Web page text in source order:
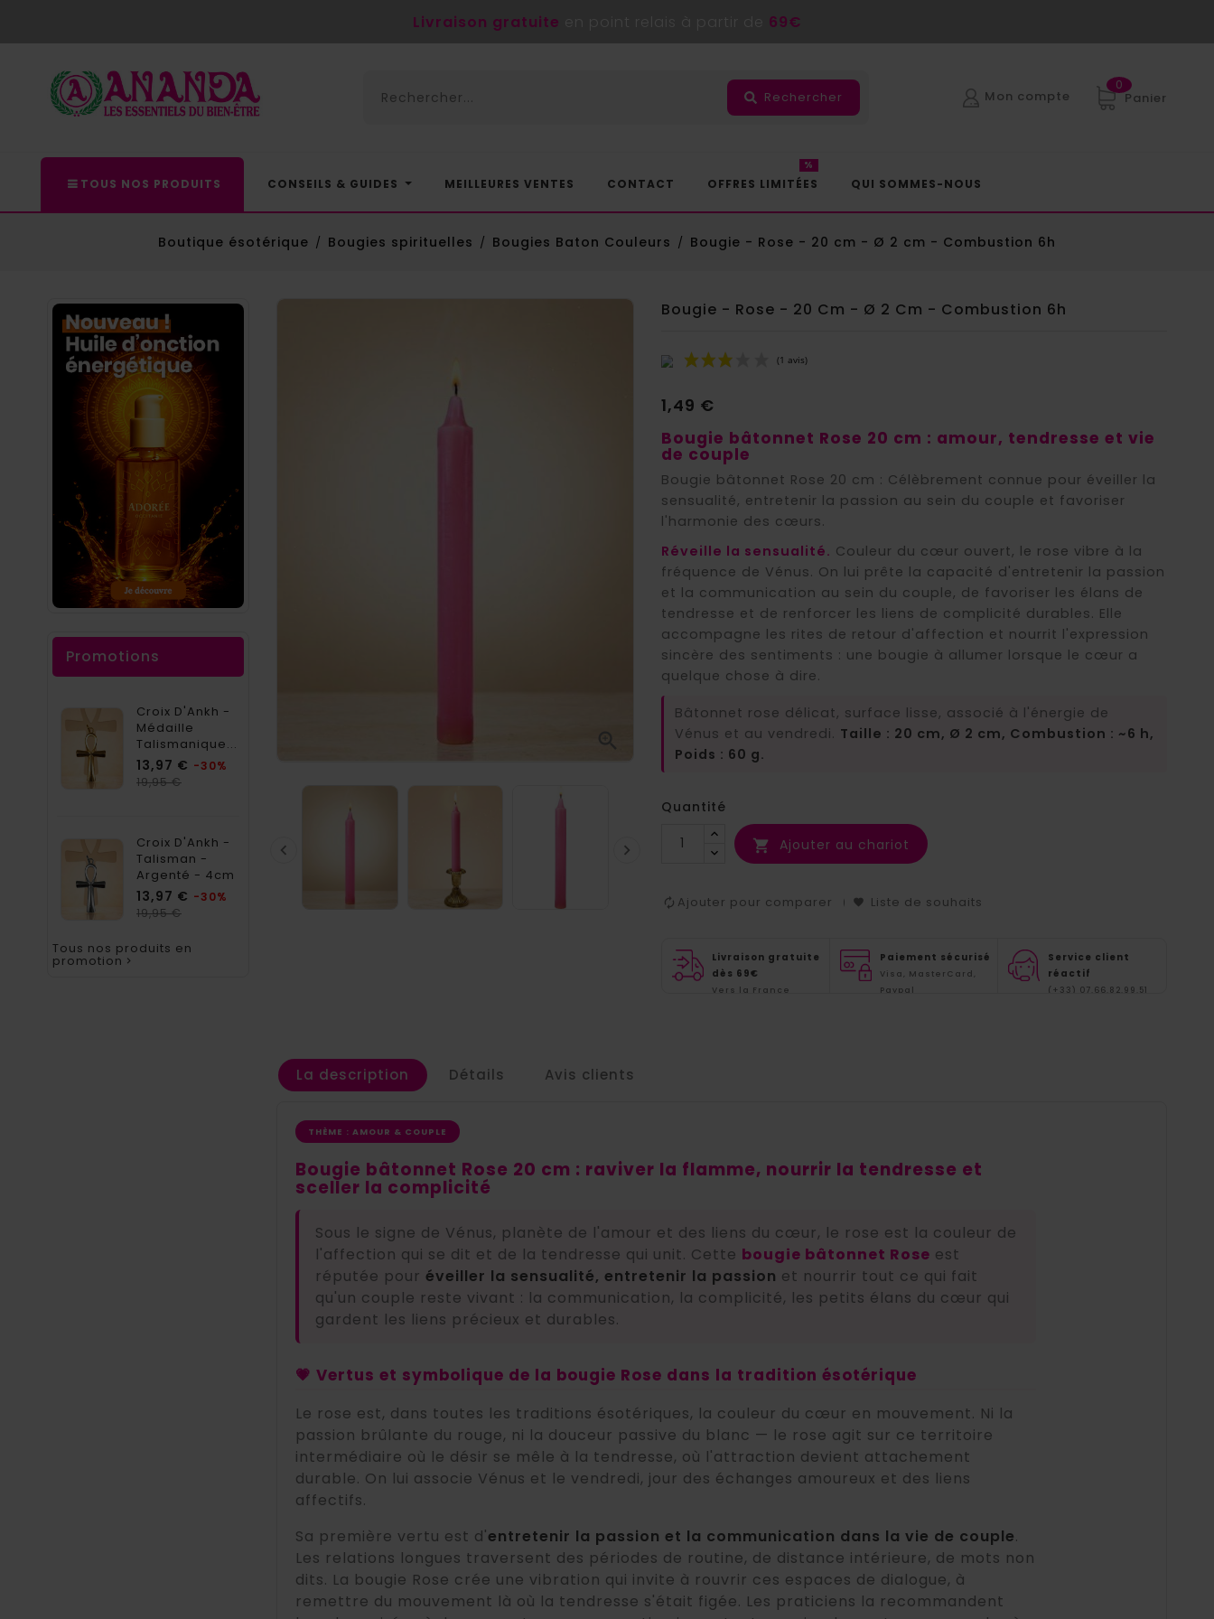
Livraison gratuite 69€
Panier
0
Rechercher Mon compte
TOUS NOS PRODUITS CONSEILS & GUIDES MEILLEURES VENTES CONTACT OFFRES LIMITÉES
%
QUI SOMMES-NOUS
Boutique ésotérique Bougies spirituelles Bougies Baton Couleurs Bougie - Rose - 20 cm - Ø 2 cm - Combustion 6h
Promotions
Croix D'Ankh -
Médaille
Talismanique...
13,97 € Prix
-30%
19,95 €Prix
Croix D'Ankh -
Talisman -
Argenté - 4cm
13,97 € Prix
-30%
19,95 €Prix
Tous nos produits en
promotion 

 
Bougie - Rose - 20 Cm - Ø 2 Cm - Combustion 6h
1,49 €
Bougie bâtonnet Rose 20 cm : amour, tendresse et vie
de couple
Bougie bâtonnet Rose 20 cm : Célèbrement connue pour éveiller la
sensualité, entretenir la passion au sein du couple et favoriser
l'harmonie des cœurs.
Réveille la sensualité. Couleur du cœur ouvert, le rose vibre à la
fréquence de Vénus. On lui prête la capacité d'entretenir la passion
et la communication au sein du couple, de favoriser les élans de
tendresse et de renforcer les liens de complicité durables. Elle
accompagne les rites de retour d'affection et nourrit l'expression
sincère des sentiments : une bougie à allumer lorsque le cœur a
quelque chose à dire.
Bâtonnet rose délicat, surface lisse, associé à l'énergie de
Vénus et au vendredi. Taille : 20 cm, Ø 2 cm, Combustion : ~6 h,
Poids : 60 g.
Quantité
 Ajouter au chariot
Ajouter pour comparer Liste de souhaits
Livraison gratuite
dès 69€
Vers la France
Paiement sécurisé
Visa, MasterCard,
Paypal
Service client
réactif
(+33) 07.66.82.99.51
La description Détails Avis clients
THÈME : AMOUR & COUPLE
Bougie bâtonnet Rose 20 cm : raviver la flamme, nourrir la tendresse et
sceller la complicité
Sous le signe de Vénus, planète de l'amour et des liens du cœur, le rose est la couleur de
l'affection qui se dit et de la tendresse qui unit. Cette bougie bâtonnet Rose est
réputée pour éveiller la sensualité, entretenir la passion et nourrir tout ce qui fait
qu'un couple reste vivant : la communication, la complicité, les petits élans du cœur qui
gardent les liens précieux et durables.
💗 Vertus et symbolique de la bougie Rose dans la tradition ésotérique
Le rose est, dans toutes les traditions ésotériques, la couleur du cœur en mouvement. Ni la
passion brûlante du rouge, ni la douceur passive du blanc — le rose agit sur ce territoire
intermédiaire où le désir se mêle à la tendresse, où l'attraction devient attachement
durable. On lui associe Vénus et le vendredi, jour des échanges amoureux et des liens
affectifs.
Sa première vertu est d'entretenir la passion et la communication dans la vie de couple.
Les relations longues traversent des périodes de routine, de distance intérieure, de mots non
dits. La bougie Rose crée une vibration qui invite à rouvrir ces espaces de dialogue, à
remettre du mouvement là où la tendresse s'était figée. Les praticiens la recommandent